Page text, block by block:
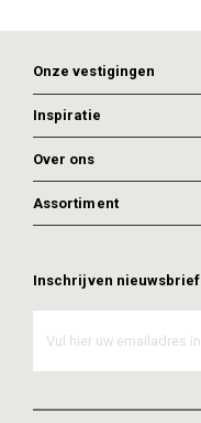
Onze vestigingen
Inspiratie
Over ons
Assortiment
Inschrijven nieuwsbrief